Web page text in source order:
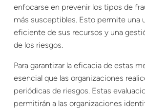
enfocarse en prevenir los tipos de
más susceptibles. Esto permite una
eficiente de sus recursos y una
de los riesgos.
Para garantizar la eficacia de estas
esencial que las organizaciones
periódicas de riesgos. Estas
permitirán a las organizaciones